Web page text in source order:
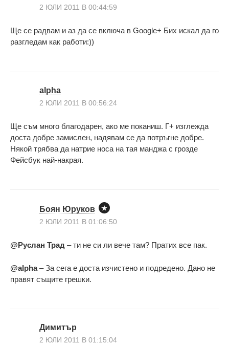
2 ЮЛИ 2011 В 00:44:59
Ще се радвам и аз да се включа в Google+ Бих искал да го
разгледам как работи:))
alpha
2 ЮЛИ 2011 В 00:56:24
Ще съм много благодарен, ако ме поканиш. Г+ изглежда
доста добре замислен, надявам се да потръгне добре.
Някой трябва да натрие носа на тая манджа с грозде
Фейсбук най-накрая.
Боян Юруков
2 ЮЛИ 2011 В 01:06:50
@Руслан Трад – ти не си ли вече там? Пратих все пак.
@alpha– За сега е доста изчистено и подредено. Дано не
правят същите грешки.
Димитър
2 ЮЛИ 2011 В 01:15:04